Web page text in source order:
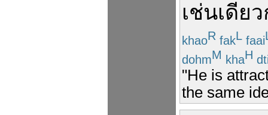
เช่นเดียว
khaoR fakL faai
dohmM khaH
"He is
the same